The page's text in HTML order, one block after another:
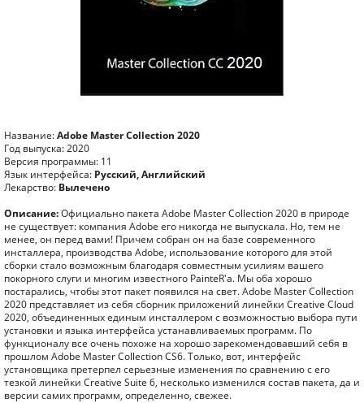
Название:Adobe Master Collection 2020
Год выпуска: 2020
Версия программы: 11
Язык интерфейса: Русский, Английский
Лекарство: Вылечено
Описание:Официально пакета Adobe Master Collection 2020 в природе
не существует: компания Adobe его никогда не выпускала. Но, тем не
менее, он перед вами! Причем собран он на базе современного
инсталлера, производства Adobe, использование которого для этой
сборки стало возможным благодаря совместным усилиям вашего
покорного слуги и многим известного PainteR'a. Мы оба хорошо
постарались, чтобы этот пакет появился на свет. Adobe Master Collection
2020 представляет из себя сборник приложений линейки Creative Cloud
2020, объединенных единым инсталлером с возможностью выбора пути
установки и языка интерфейса устанавливаемых программ. По
функционалу все очень похоже на хорошо зарекомендовавший себя в
прошлом Adobe Master Collection CS6. Только, вот, интерфейс
установщика претерпел серьезные изменения по сравнению с его
тезкой линейки Creative Suite 6, несколько изменился состав пакета, да и
версии самих программ, определенно, свежее.